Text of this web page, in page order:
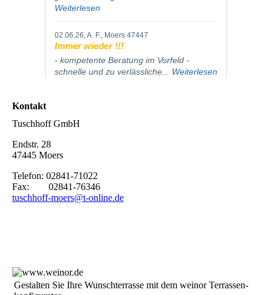
Kontakt
Tuschhoff GmbH
Endstr. 28
47445 Moers
Telefon: 02841-71022
Fax: 02841-76346
tuschhoff-moers@t-online.de
Ge­stal­ten Sie Ih­re Wunsch­ter­ras­se mit dem weinor Ter­ras­sen­